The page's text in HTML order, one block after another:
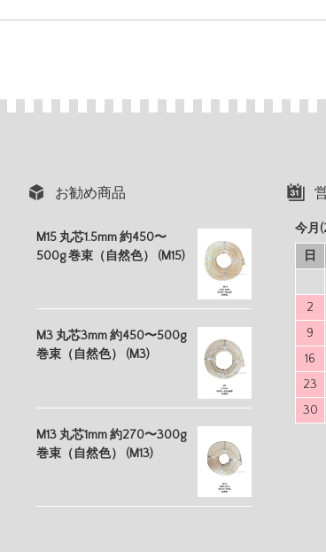
お勧め商品
M15 丸芯1.5mm 約450〜
500g 巻束（自然色） (M15)
M3 丸芯3mm 約450〜500g
巻束（自然色） (M3)
M13 丸芯1mm 約270〜300g
巻束（自然色） (M13)
今月
日
2
9
16
23
30